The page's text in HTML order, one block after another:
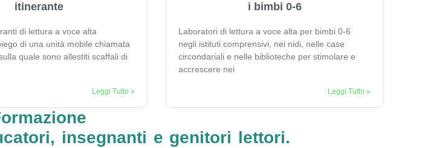
itinerante
di lettura a voce alta
di una unità mobile chiamata
quale sono allestiti scaffali di
Leggi Tutto »
i bimbi 0-6
Laboratori di lettura a voce alta per bimbi 0-6
negli istituti comprensivi, nei nidi, nelle case
circondariali e nelle biblioteche per stimolare e
accrescere nei
Leggi Tutto »
insegnanti e genitori lettori.